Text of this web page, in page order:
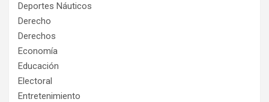
Deportes Náuticos
Derecho
Derechos
Economía
Educación
Electoral
Entretenimiento